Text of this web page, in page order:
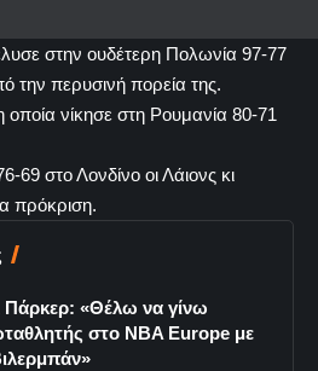
στην ουδέτερη Πολωνία 97-77
περυσινή πορεία της.
νίκησε στη Ρουμανία 80-71
69 στο Λονδίνο οι Λάιονς κι
πρόκριση.
Πάρκερ: «Θέλω να γίνω
στο NBA Europe με